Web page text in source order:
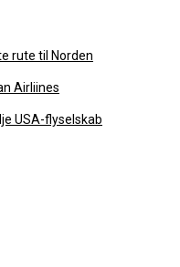
rute til Norden
Airliines
USA-flyselskab